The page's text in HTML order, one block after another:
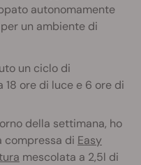
autonomamente
un ambiente di
un ciclo di
ore di luce e 6 ore di
della settimana, ho
compressa di Easy
mescolata a 2,5l di